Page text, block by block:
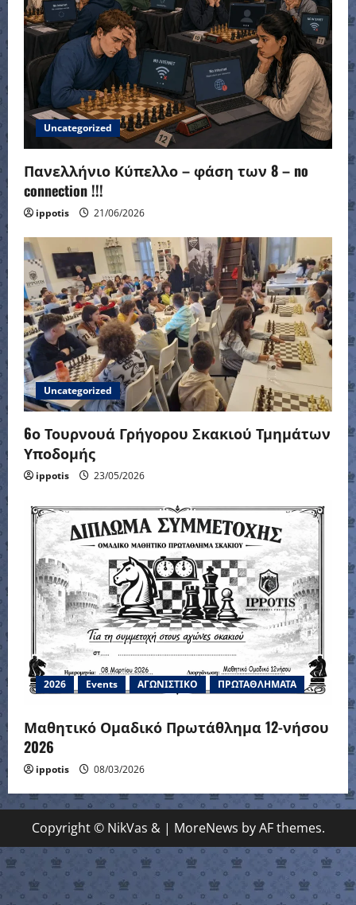
Uncategorized
Πανελλήνιο Κύπελλο – φάση των 8 – no
connection !!!
ippotis 21/06/2026
Uncategorized
6ο Τουρνουά Γρήγορου Σκακιού Τμημάτων
Υποδομής
ippotis 23/05/2026
2026 Events ΑΓΩΝΙΣΤΙΚΟ ΠΡΩΤΑΘΛΗΜΑΤΑ
Μαθητικό Ομαδικό Πρωτάθλημα 12-νήσου
2026
ippotis 08/03/2026
Copyright © NikVas & | MoreNews by AF themes.